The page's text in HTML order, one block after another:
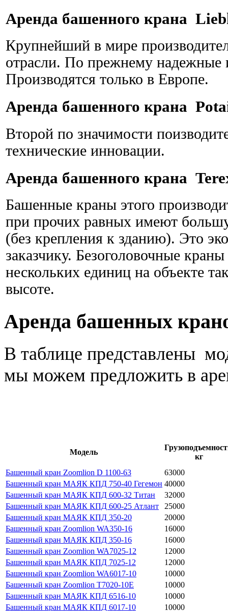
Аренда башенного крана
Крупнейший в мире
отрасли. По прежнему
Производятся только в Европе.
Аренда башенного крана
Второй по значимости
технические инновации.
Аренда башенного крана
Башенные краны этого
при прочих равных имеют
(без крепления к зданию). Это
заказчику. Безоголовочные
нескольких единиц на объекте
высоте.
Аренда башенных
В таблице представлены
мы можем предложить в
Модель
кг
Башенный кран Zoomlion D 1100-63
63000
Башенный кран МАЯК КПД 750-40 Гегемон 40000
Башенный кран МАЯК КПД 600-32 Титан
32000
Башенный кран МАЯК КПД 600-25 Атлант
25000
Башенный кран МАЯК КПД 350-20
20000
Башенный кран Zoomlion WA350-16
16000
Башенный кран МАЯК КПД 350-16
16000
Башенный кран Zoomlion WA7025-12
12000
Башенный кран МАЯК КПД 7025-12
12000
Башенный кран Zoomlion WA6017-10
10000
Башенный кран Zoomlion T7020-10E
10000
Башенный кран МАЯК КПД 6516-10
10000
Башенный кран МАЯК КПД 6017-10
10000